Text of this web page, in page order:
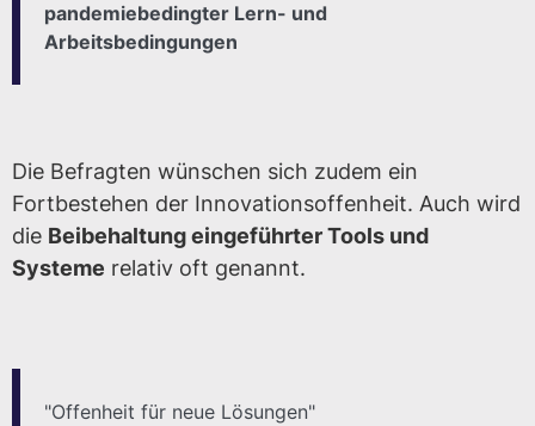
pandemiebedingter Lern- und
Arbeitsbedingungen
Die Befragten wünschen sich zudem ein
Fortbestehen der Innovationsoffenheit. Auch wird
die Beibehaltung eingeführter Tools und
Systeme relativ oft genannt.
"Offenheit für neue Lösungen"